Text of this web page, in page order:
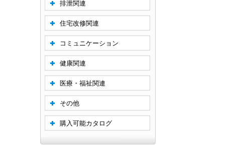
排泄関連
住宅改修関連
コミュニケーション
健康関連
医療・福祉関連
その他
購入可能カタログ